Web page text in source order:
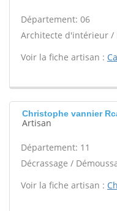
Département: 06
Architecte d'intérieur /
Voir la fiche artisan :
Christophe vannier
Artisan
Département: 11
Décrassage /
Voir la fiche artisan :